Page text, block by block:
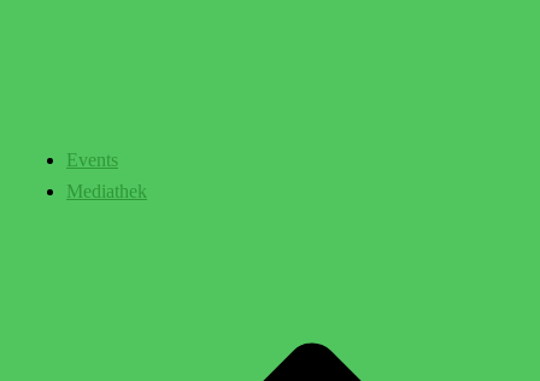
Events
Mediathek